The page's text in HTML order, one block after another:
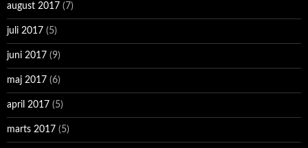
august 2017 (7)
juli 2017 (5)
juni 2017 (9)
maj 2017 (6)
april 2017 (5)
marts 2017 (5)